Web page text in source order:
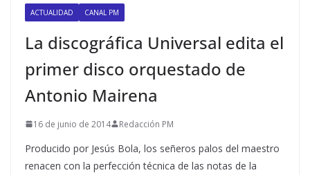
ACTUALIDAD CANAL PM
La discográfica Universal edita el
primer disco orquestado de
Antonio Mairena
16 de junio de 2014 Redacción PM
Producido por Jesús Bola, los señeros palos del maestro
renacen con la perfección técnica de las notas de la